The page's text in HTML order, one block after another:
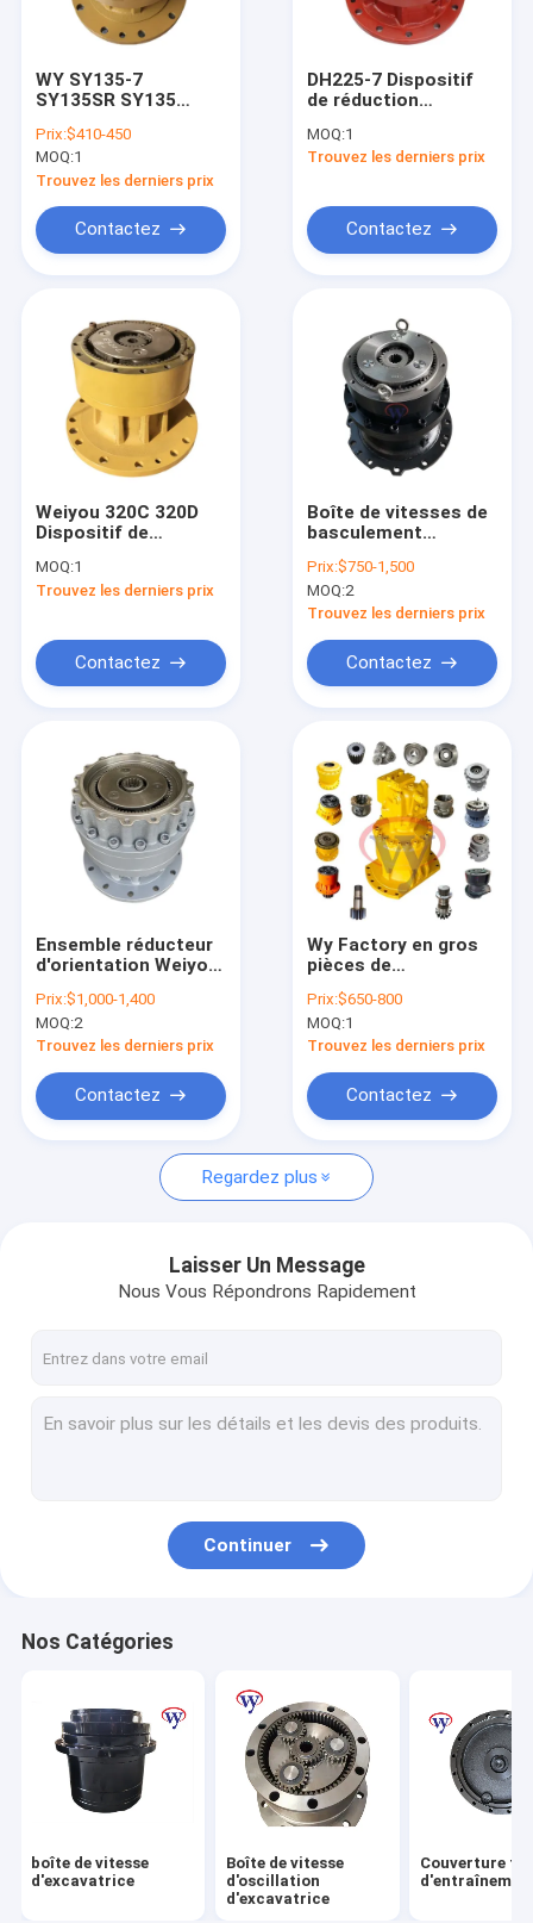
Produits
Vidéos
À propos de nous
Contactez-nous
Nouvelles
Demander un devis
boîte de vitesse d'excavatrice
Boîte de vitesse d'oscillation d'excavatrice
Pignon d'oscillation
Transporteur d'engrenage planétaire
Excavatrice Hydraulic Motor
moteur d'entraînement d'excavatrice
Pièces de boîte de vitesse de moteur
WY SY135-7
SY135SR SY135
SY135 Appareil de
réduction des
engrenages
pivotants Boîte de
vitesses pivotante
YY15v00004F1 pour
Sany
Prix:$410-450
MOQ:1
Trouvez les derniers prix
Contactez
DH225-7 Dispositif
de réduction
vitesses d'oscillation
Excavatrice Boîte de
sans moteur
MOQ:1
Trouvez les derniers prix
Contactez
Weiyou 320C 320D
Dispositif de
oscillation Boîte de
vitesses d'
Outil d' oscillation
148-4644 148-4679
MOQ:1
Trouvez les derniers prix
Contactez
Boîte de vitesses de
basculement
Ex200 5 Ex200-5
Boîte de vitesses de
basculement
pour Hitachi
Prix:$750-1,500
MOQ:2
Trouvez les derniers prix
Contactez
Ensemble réducteur
d'orientation Weiyou
Jrc0006 1012100
Mfc160-039D Boîte
de vitesses
excavatrice JCB 220
Prix:$1,000-1,400
MOQ:2
Trouvez les derniers prix
Contactez
Wy Factory en gros
pièces de
vitesses pivotante
porte-échafaudage
Assy réducteur de
l'excavatrice hyundai
CAT VOLVO
Prix:$650-800
MOQ:1
Trouvez les derniers prix
Contactez
Regardez plus
Laisser Un Message
Nous Vous Répondrons Rapidement
Continuer
Nos Catégories
boîte de vitesse
d'excavatrice
Boîte de vitesse
d'oscillation
d'excavatrice
Couverture